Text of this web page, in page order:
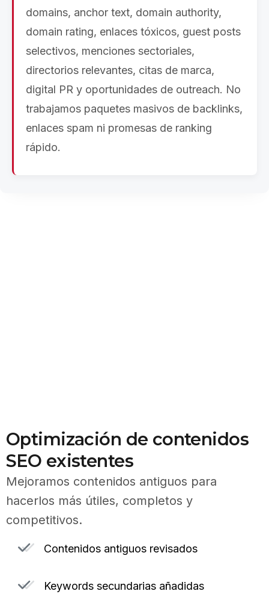
domains, anchor text, domain authority,
domain rating, enlaces tóxicos, guest posts
selectivos, menciones sectoriales,
directorios relevantes, citas de marca,
digital PR y oportunidades de outreach. No
trabajamos paquetes masivos de backlinks,
enlaces spam ni promesas de ranking
rápido.
Optimización de contenidos
SEO existentes
Mejoramos contenidos antiguos para
hacerlos más útiles, completos y
competitivos.
Contenidos antiguos revisados
Keywords secundarias añadidas